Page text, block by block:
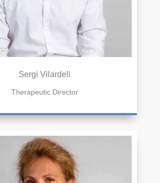
Sergi Vilardell
Therapeutic Director